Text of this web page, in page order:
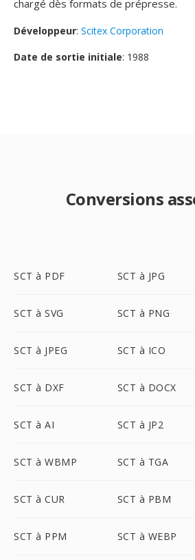
chargé dès formats de prépresse.
Développeur: Scitex Corporation
Date de sortie initiale: 1988
Conversions
SCT à PDF SCT à JPG
SCT à SVG SCT à PNG
SCT à JPEG SCT à ICO
SCT à DXF SCT à DOCX
SCT à AI SCT à JP2
SCT à WBMP SCT à TGA
SCT à CUR SCT à PBM
SCT à PPM SCT à WEBP